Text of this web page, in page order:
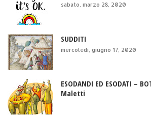
sabato, marzo 28, 2020
SUDDITI
mercoledì, giugno 17, 2020
ESODANDI ED ESODATI –
Maletti